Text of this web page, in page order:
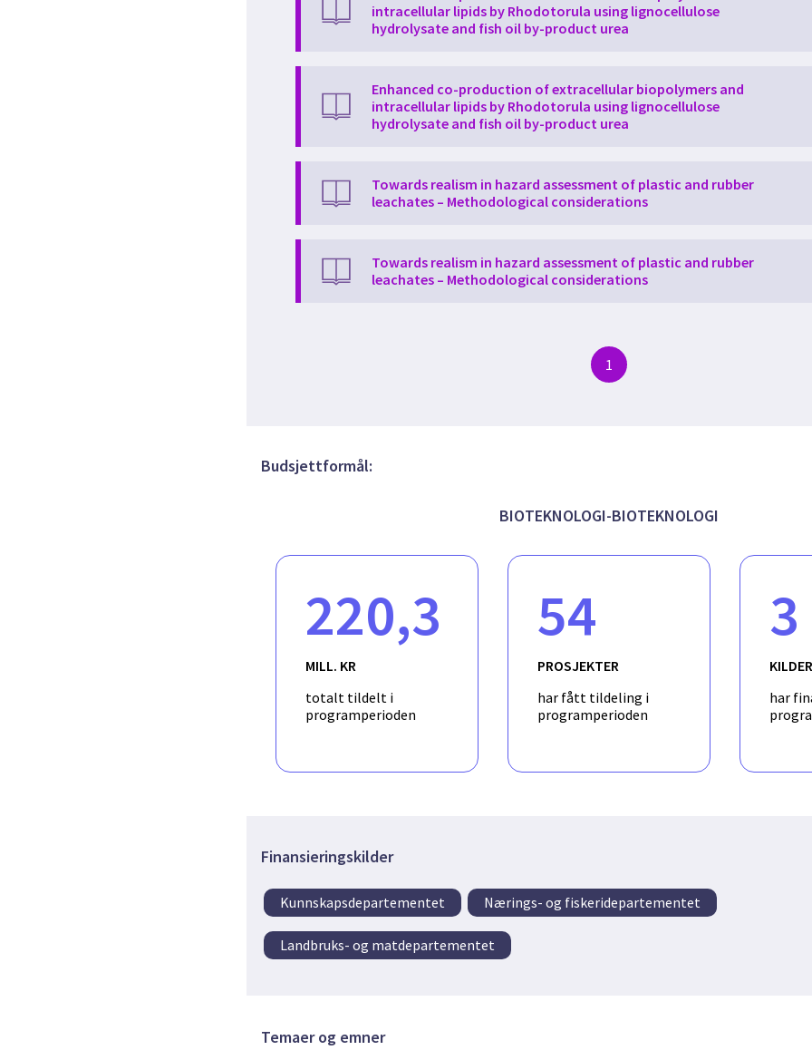
intracellular lipids by Rhodotorula using lignocellulose
hydrolysate and fish oil by-product urea
Enhanced co-production of extracellular biopolymers and
intracellular lipids by Rhodotorula using lignocellulose
hydrolysate and fish oil by-product urea
Towards realism in hazard assessment of plastic and rubber
leachates – Methodological considerations
Towards realism in hazard assessment of plastic and rubber
leachates – Methodological considerations
1
Budsjettformål:
BIOTEKNOLOGI-BIOTEKNOLOGI
220,3
MILL. KR
totalt tildelt i
programperioden
54
PROSJEKTER
har fått tildeling i
programperioden
3
KILDER
har
Finansieringskilder
Kunnskapsdepartementet Nærings- og fiskeridepartementet
Landbruks- og matdepartementet
Temaer og emner